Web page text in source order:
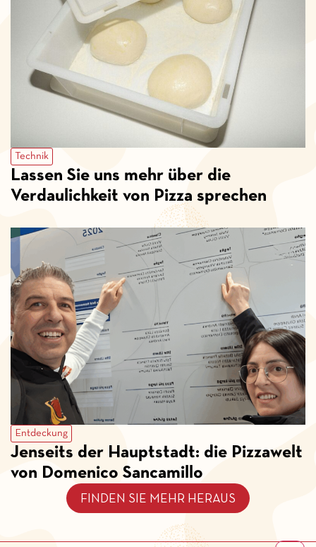
Technik
Lassen Sie uns mehr über die
Verdaulichkeit von Pizza sprechen
Entdeckung
Jenseits der Hauptstadt: die Pizzawelt
von Domenico Sancamillo
FINDEN SIE MEHR HERAUS